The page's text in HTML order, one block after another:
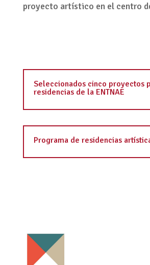
proyecto artístico en el centro
Seleccionados cinco proyectos
residencias de la ENTNAE
Programa de residencias